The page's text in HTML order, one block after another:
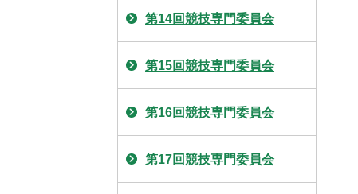
第14回競技専門委員会
第15回競技専門委員会
第16回競技専門委員会
第17回競技専門委員会